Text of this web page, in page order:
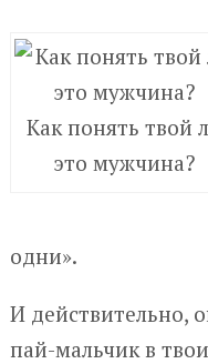
Как понять твой
это мужчина?
одни».
И действительно,
пай-мальчик в